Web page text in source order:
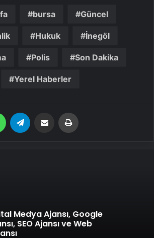
bursa Güncel
Hukuk İnegöl
Polis Son Dakika
Yerel Haberler
WhatsApp Email'den paylaş
SEO Ajansı ve Web